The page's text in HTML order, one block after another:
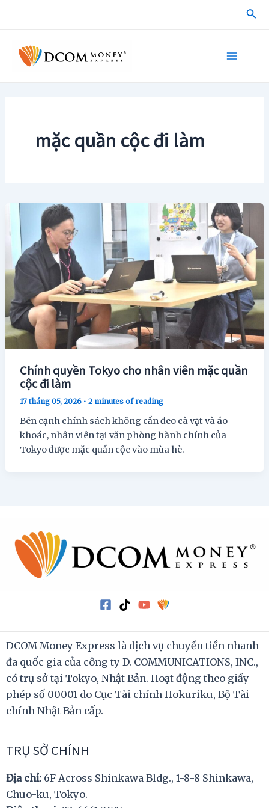
mặc quần cộc đi làm
Chính quyền Tokyo cho nhân viên mặc quần
cộc đi làm
17 tháng 05, 2026 •2 minutes of reading
Bên cạnh chính sách không cần đeo cà vạt và áo
khoác, nhân viên tại văn phòng hành chính của
Tokyo được mặc quần cộc vào mùa hè.
DCOM Money Express là dịch vụ chuyển tiền nhanh
đa quốc gia của công ty D. COMMUNICATIONS, INC.,
có trụ sở tại Tokyo, Nhật Bản. Hoạt động theo giấy
phép số 00001 do Cục Tài chính Hokuriku, Bộ Tài
chính Nhật Bản cấp.
TRỤ SỞ CHÍNH
Địa chỉ: 6F Across Shinkawa Bldg., 1-8-8 Shinkawa,
Chuo-ku, Tokyo.